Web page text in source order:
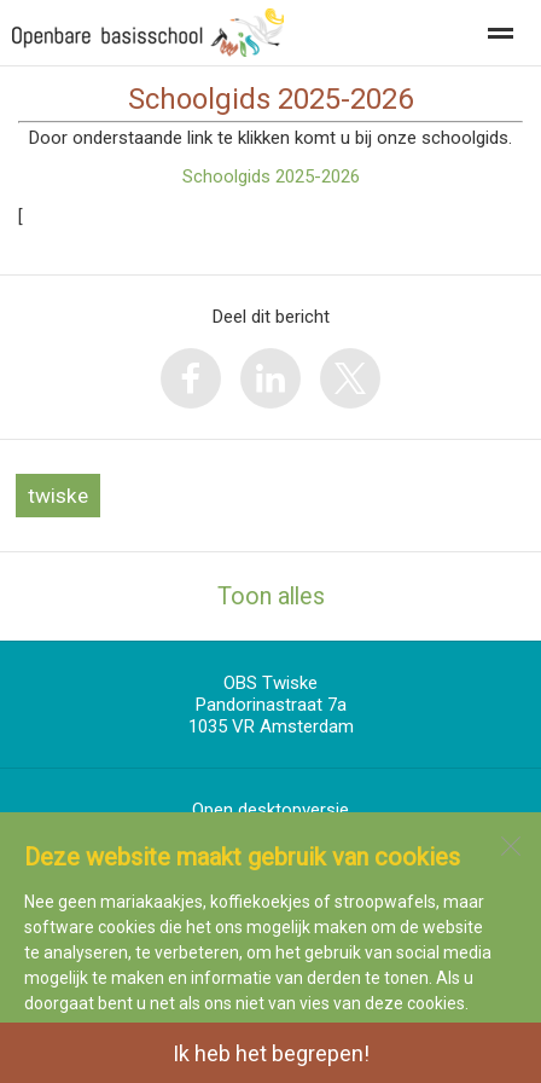
Vacatures
Deze website maakt gebruik van cookies
Nee geen mariakaakjes, koffiekoekjes of stroopwafels, maar
software cookies die het ons mogelijk maken om de website
te analyseren, te verbeteren, om het gebruik van social media
mogelijk te maken en informatie van derden te tonen. Als u
doorgaat bent u net als ons niet van vies van deze cookies.
Ik heb het begrepen!
Schoolgids 2025-2026
Door onderstaande link te klikken komt u bij onze schoolgids.
Schoolgids 2025-2026
[
Deel dit bericht
twiske
Toon alles
OBS Twiske
Pandorinastraat 7a
1035 VR Amsterdam
Open desktopversie
SdH Vormgeving |